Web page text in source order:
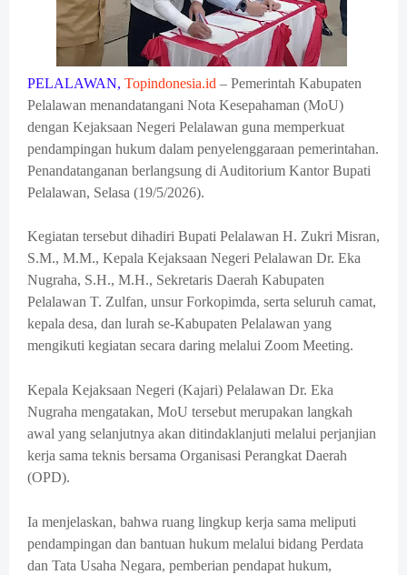
PELALAWAN, Topindonesia.id – Pemerintah Kabupaten
Pelalawan menandatangani Nota Kesepahaman (MoU)
dengan Kejaksaan Negeri Pelalawan guna memperkuat
pendampingan hukum dalam penyelenggaraan pemerintahan.
Penandatanganan berlangsung di Auditorium Kantor Bupati
Pelalawan, Selasa (19/5/2026).
Kegiatan tersebut dihadiri Bupati Pelalawan H. Zukri Misran,
S.M., M.M., Kepala Kejaksaan Negeri Pelalawan Dr. Eka
Nugraha, S.H., M.H., Sekretaris Daerah Kabupaten
Pelalawan T. Zulfan, unsur Forkopimda, serta seluruh camat,
kepala desa, dan lurah se-Kabupaten Pelalawan yang
mengikuti kegiatan secara daring melalui Zoom Meeting.
Kepala Kejaksaan Negeri (Kajari) Pelalawan Dr. Eka
Nugraha mengatakan, MoU tersebut merupakan langkah
awal yang selanjutnya akan ditindaklanjuti melalui perjanjian
kerja sama teknis bersama Organisasi Perangkat Daerah
(OPD).
Ia menjelaskan, bahwa ruang lingkup kerja sama meliputi
pendampingan dan bantuan hukum melalui bidang Perdata
dan Tata Usaha Negara, pemberian pendapat hukum,